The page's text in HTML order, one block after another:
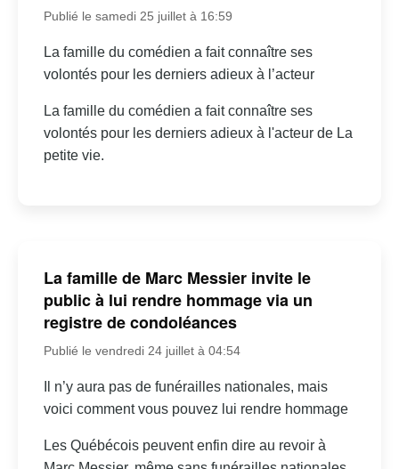
Publié le samedi 25 juillet à 16:59
La famille du comédien a fait connaître ses
volontés pour les derniers adieux à l’acteur
La famille du comédien a fait connaître ses
volontés pour les derniers adieux à l'acteur de La
petite vie.
La famille de Marc Messier invite le
public à lui rendre hommage via un
registre de condoléances
Publié le vendredi 24 juillet à 04:54
Il n’y aura pas de funérailles nationales, mais
voici comment vous pouvez lui rendre hommage
Les Québécois peuvent enfin dire au revoir à